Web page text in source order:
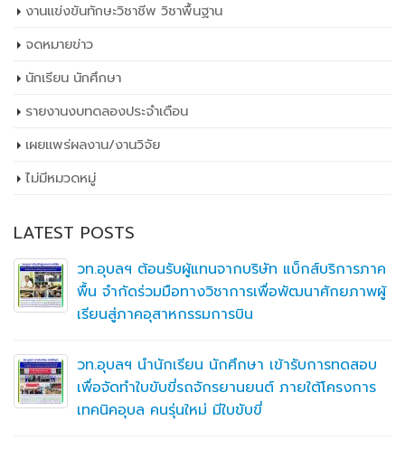
งานแข่งขันทักษะวิชาชีพ วิชาพื้นฐาน
จดหมายข่าว
นักเรียน นักศึกษา
รายงานงบทดลองประจำเดือน
เผยเเพร่ผลงาน/งานวิจัย
ไม่มีหมวดหมู่
LATEST POSTS
วท.อุบลฯ ต้อนรับผู้แทนจากบริษัท แบ็กส์บริการภาค
พื้น จำกัดร่วมมือทางวิชาการเพื่อพัฒนาศักยภาพผู้
เรียนสู่ภาคอุสาหกรรมการบิน
วท.อุบลฯ นำนักเรียน นักศึกษา เข้ารับการทดสอบ
เพื่อจัดทำใบขับขี่รถจักรยานยนต์ ภายใต้โครงการ
เทคนิคอุบล คนรุ่นใหม่ มีใบขับขี่